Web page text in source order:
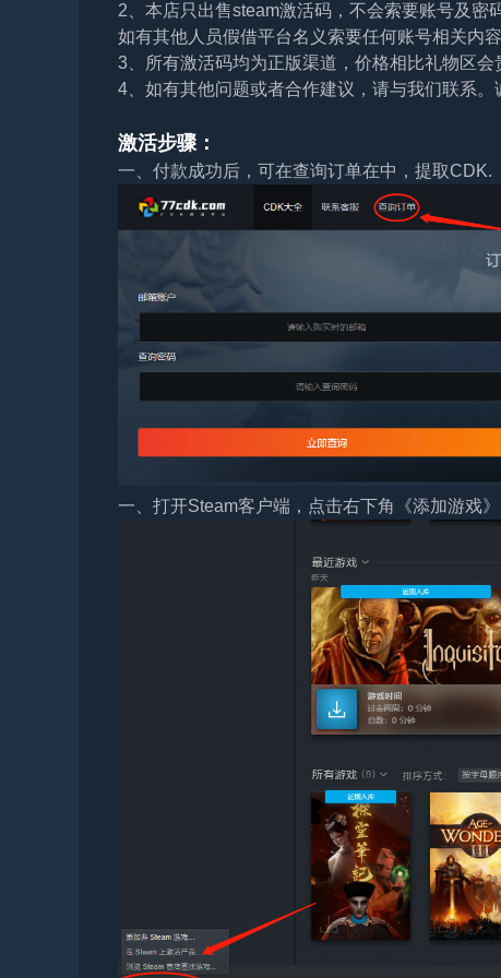
2、本店只出售steam激活码，不会索要账号及
如有其他人员假借平台名义索要任何账号相关内容
3、所有激活码均为正版渠道，价格相比礼物区会
4、如有其他问题或者合作建议，请与我们联系
激活步骤：
一、付款成功后，可在查询订单在中，提取CDK.
一、打开Steam客户端，点击右下角《添加游戏